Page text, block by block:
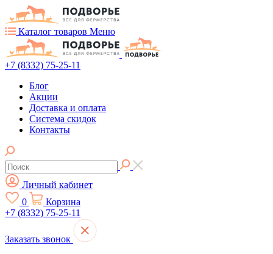
Каталог товаров Меню
+7 (8332) 75-25-11
Блог
Акции
Доставка и оплата
Система скидок
Контакты
Личный кабинет
0
Корзина
+7 (8332) 75-25-11
Заказать звонок